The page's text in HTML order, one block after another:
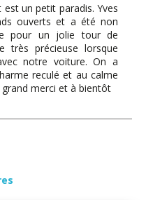
un petit paradis. Yves
ouverts et a été non
pour un jolie tour de
très précieuse lorsque
notre voiture. On a
reculé et au calme
merci et à bientôt
assuré. Le bonheur